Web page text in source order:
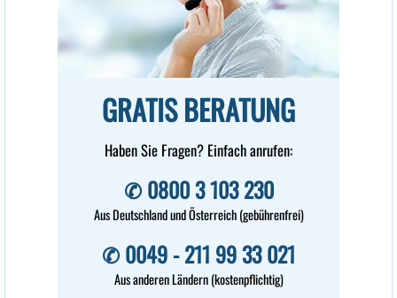
GRATIS BERATUNG
Haben Sie Fragen? Einfach anrufen:
✆ 0800 3 103 230
Aus Deutschland und Österreich (gebührenfrei)
✆ 0049 - 211 99 33 021
Aus anderen Ländern (kostenpflichtig)